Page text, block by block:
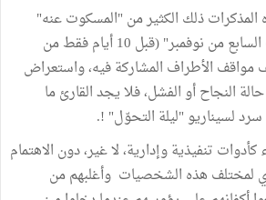
ذلك الكثير من "المسكوت عنه"
حول نشأة فكرة "انقلاب السابع من نوفمبر" (قبل 10 أيام فقط من
مواقف الأطراف المشاركة فيه، واستعراض
النجاح أو الفشل، فلا يجد القارئ ما
لسيناريو "ليلة التحوّل" !.
تنفيذية وإدارية، لا غير، دون الاهتمام
لمختلف هذه الشخصيات وأغلبهم من